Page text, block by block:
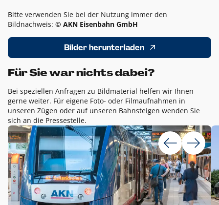
Bitte verwenden Sie bei der Nutzung immer den
Bildnachweis: © AKN Eisenbahn GmbH
Bilder herunterladen
Für Sie war nichts dabei?
Bei speziellen Anfragen zu Bildmaterial helfen wir Ihnen
gerne weiter. Für eigene Foto- oder Filmaufnahmen in
unseren Zügen oder auf unseren Bahnsteigen wenden Sie
sich an die Pressestelle.